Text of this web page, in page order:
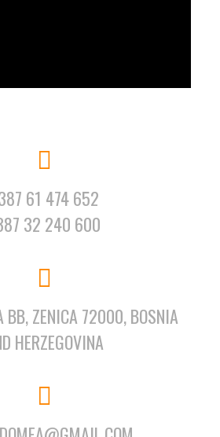
61 474 652
32 240 600
BB, ZENICA 72000, BOSNIA
HERZEGOVINA